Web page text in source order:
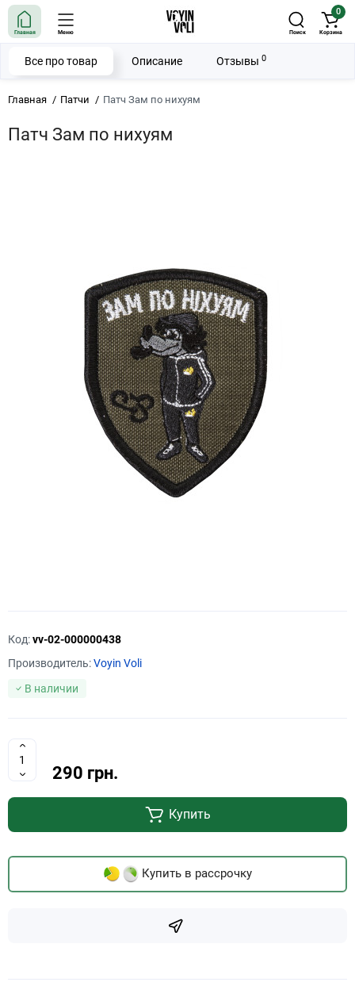
Главная Меню Поиск
0
Корзина
Главная Патчи Патч Зам по нихуям
Патч Зам по нихуям
Все про товар Описание Отзывы 0
Код:vv-02-000000438
Производитель:Voyin Voli
В наличии
290 грн.
Купить
Купить в рассрочку